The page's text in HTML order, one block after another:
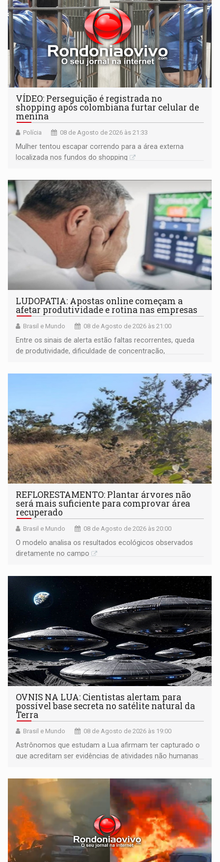
VÍDEO: Perseguição é registrada no
shopping após colombiana furtar celular de
menina
Polícia 08 de Agosto de 2026 às 21:33
Mulher tentou escapar correndo para a área externa
localizada nos fundos do shopping
LUDOPATIA: Apostas online começam a
afetar produtividade e rotina nas empresas
Brasil e Mundo 08 de Agosto de 2026 às 21:00
Entre os sinais de alerta estão faltas recorrentes, queda
de produtividade, dificuldade de concentração,
REFLORESTAMENTO: Plantar árvores não
será mais suficiente para comprovar área
recuperado
Brasil e Mundo 08 de Agosto de 2026 às 20:00
O modelo analisa os resultados ecológicos observados
diretamente no campo
OVNIS NA LUA: Cientistas alertam para
possível base secreta no satélite natural da
Terra
Brasil e Mundo 08 de Agosto de 2026 às 19:00
Astrônomos que estudam a Lua afirmam ter capturado o
que acreditam ser evidências de atividades não humanas
órbita